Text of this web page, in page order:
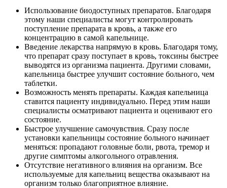
Использование биодоступных препаратов. Благодаря
этому наши специалисты могут контролировать
поступление препарата в кровь, а также его
концентрацию в самой капельнице.
Введение лекарства напрямую в кровь. Благодаря тому,
что препарат сразу поступает в кровь, токсины быстрее
выводятся из организма пациента. Другими словами,
капельница быстрее улучшит состояние больного, чем
таблетки.
Возможность менять препараты. Каждая капельница
ставится пациенту индивидуально. Перед этим наши
специалисты осматривают пациента и оценивают его
состояние.
Быстрое улучшение самочувствия. Сразу после
установки капельницы состояние больного начинает
меняться: пропадают головные боли, рвота, тремор и
другие симптомы алкогольного отравления.
Отсутствие негативного влияния на организм. Все
используемые для капельниц вещества оказывают на
организм только благоприятное влияние.